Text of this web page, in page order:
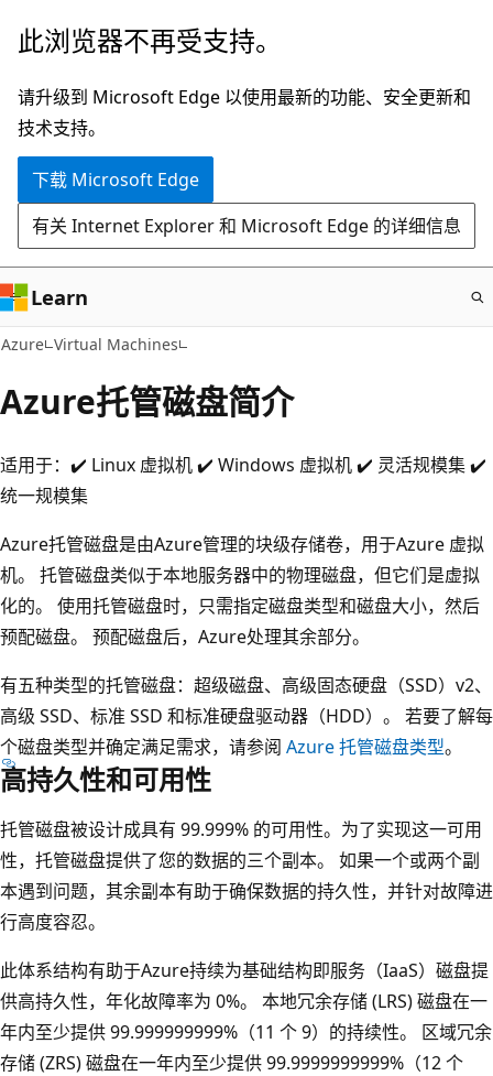
跳
主
要
内
此浏览器不再受支持。
请升级到 Microsoft Edge 以使用最新的功能、安全更新和
技术支持。
下载 Microsoft Edge
有关 Internet Explorer 和 Microsoft Edge 的详细信息
Learn
Azure Virtual Machines
Azure托管磁盘简介
适用于：✔️ Linux 虚拟机 ✔️ Windows 虚拟机 ✔️ 灵活规模集 ✔️
统一规模集
Azure托管磁盘是由Azure管理的块级存储卷，用于Azure 虚拟
机。 托管磁盘类似于本地服务器中的物理磁盘，但它们是虚拟
化的。 使用托管磁盘时，只需指定磁盘类型和磁盘大小，然后
预配磁盘。 预配磁盘后，Azure处理其余部分。
有五种类型的托管磁盘：超级磁盘、高级固态硬盘（SSD）v2、
高级 SSD、标准 SSD 和标准硬盘驱动器（HDD）。 若要了解每
个磁盘类型并确定满足需求，请参阅 Azure 托管磁盘类型。
高持久性和可用性
托管磁盘被设计成具有 99.999% 的可用性。为了实现这一可用
性，托管磁盘提供了您的数据的三个副本。 如果一个或两个副
本遇到问题，其余副本有助于确保数据的持久性，并针对故障进
行高度容忍。
此体系结构有助于Azure持续为基础结构即服务（IaaS）磁盘提
供高持久性，年化故障率为 0%。 本地冗余存储 (LRS) 磁盘在一
年内至少提供 99.999999999%（11 个 9）的持续性。 区域冗余
存储 (ZRS) 磁盘在一年内至少提供 99.9999999999%（12 个